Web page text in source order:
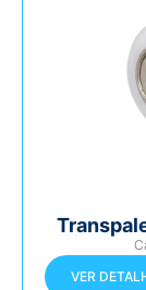
VER